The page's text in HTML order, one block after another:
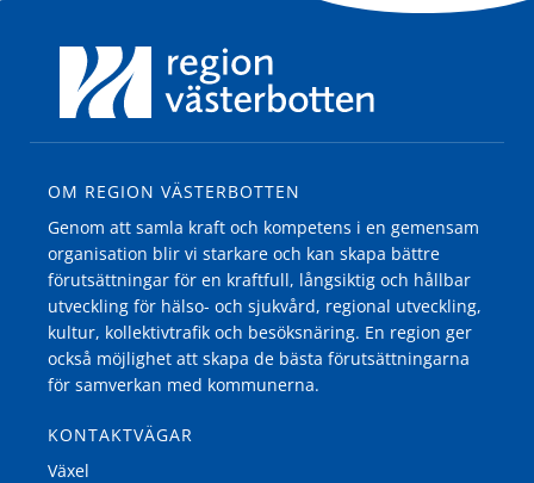
OM REGION VÄSTERBOTTEN
Genom att samla kraft och kompetens i en gemensam
organisation blir vi starkare och kan skapa bättre
förutsättningar för en kraftfull, långsiktig och hållbar
utveckling för hälso- och sjukvård, regional utveckling,
kultur, kollektivtrafik och besöksnäring. En region ger
också möjlighet att skapa de bästa förutsättningarna
för samverkan med kommunerna.
KONTAKTVÄGAR
Växel